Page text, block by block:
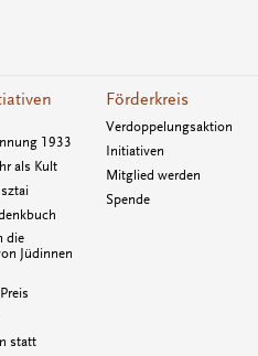
1933
als Kult
die
Jüdinnen
statt
Förderkreis
Verdoppelungsaktion
Initiativen
Mitglied werden
Spende